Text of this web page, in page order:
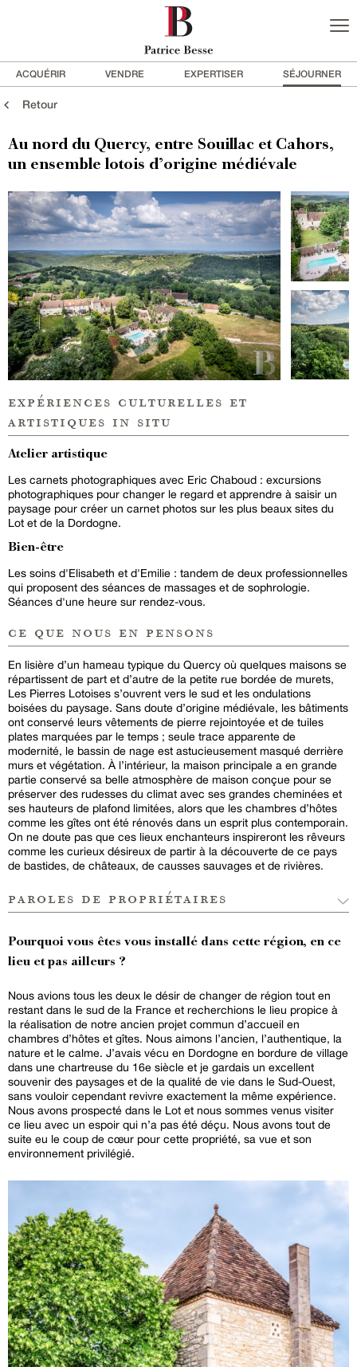
ACQUÉRIR VENDRE EXPERTISER SÉJOURNER
Retour
Au nord du Quercy, entre Souillac et Cahors,
un ensemble lotois d’origine médiévale
expériences culturelles et
artistiques in situ
Atelier artistique
Les carnets photographiques avec Eric Chaboud : excursions
photographiques pour changer le regard et apprendre à saisir un
paysage pour créer un carnet photos sur les plus beaux sites du
Lot et de la Dordogne.
Bien-être
Les soins d'Elisabeth et d'Emilie : tandem de deux professionnelles
qui proposent des séances de massages et de sophrologie.
Séances d'une heure sur rendez-vous.
ce que nous en pensons
En lisière d’un hameau typique du Quercy où quelques maisons se
répartissent de part et d’autre de la petite rue bordée de murets,
Les Pierres Lotoises s’ouvrent vers le sud et les ondulations
boisées du paysage. Sans doute d’origine médiévale, les bâtiments
ont conservé leurs vêtements de pierre rejointoyée et de tuiles
plates marquées par le temps ; seule trace apparente de
modernité, le bassin de nage est astucieusement masqué derrière
murs et végétation. À l’intérieur, la maison principale a en grande
partie conservé sa belle atmosphère de maison conçue pour se
préserver des rudesses du climat avec ses grandes cheminées et
ses hauteurs de plafond limitées, alors que les chambres d’hôtes
comme les gîtes ont été rénovés dans un esprit plus contemporain.
On ne doute pas que ces lieux enchanteurs inspireront les rêveurs
comme les curieux désireux de partir à la découverte de ce pays
de bastides, de châteaux, de causses sauvages et de rivières.
paroles de propriétaires
Pourquoi vous êtes vous installé dans cette région, en ce
lieu et pas ailleurs ?
Nous avions tous les deux le désir de changer de région tout en
restant dans le sud de la France et recherchions le lieu propice à
la réalisation de notre ancien projet commun d’accueil en
chambres d’hôtes et gîtes. Nous aimons l’ancien, l’authentique, la
nature et le calme. J’avais vécu en Dordogne en bordure de village
dans une chartreuse du 16e siècle et je gardais un excellent
souvenir des paysages et de la qualité de vie dans le Sud-Ouest,
sans vouloir cependant revivre exactement la même expérience.
Nous avons prospecté dans le Lot et nous sommes venus visiter
ce lieu avec un espoir qui n’a pas été déçu. Nous avons tout de
suite eu le coup de cœur pour cette propriété, sa vue et son
environnement privilégié.